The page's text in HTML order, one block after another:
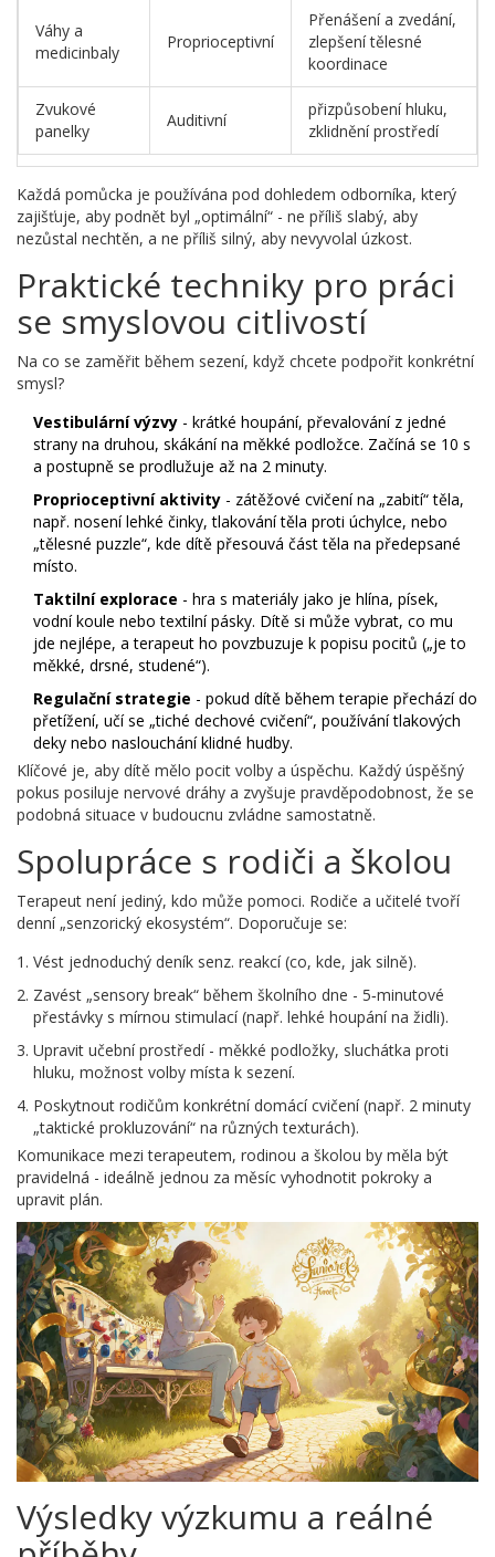
Váhy a
medicinbaly
Proprioceptivní
Přenášení a zvedání,
zlepšení tělesné
koordinace
Zvukové
panelky
Auditivní
přizpůsobení hluku,
zklidnění prostředí
Každá pomůcka je používána pod dohledem odborníka, který
zajišťuje, aby podnět byl „optimální“ - ne příliš slabý, aby
nezůstal nechtěn, a ne příliš silný, aby nevyvolal úzkost.
Praktické techniky pro práci
se smyslovou citlivostí
Na co se zaměřit během sezení, když chcete podpořit konkrétní
smysl?
Vestibulární výzvy - krátké houpání, převalování z jedné
strany na druhou, skákání na měkké podložce. Začíná se 10 s
a postupně se prodlužuje až na 2 minuty.
Proprioceptivní aktivity - zátěžové cvičení na „zabití“ těla,
např. nosení lehké činky, tlakování těla proti úchylce, nebo
„tělesné puzzle“, kde dítě přesouvá část těla na předepsané
místo.
Taktilní explorace - hra s materiály jako je hlína, písek,
vodní koule nebo textilní pásky. Dítě si může vybrat, co mu
jde nejlépe, a terapeut ho povzbuzuje k popisu pocitů („je to
měkké, drsné, studené“).
Regulační strategie - pokud dítě během terapie přechází do
přetížení, učí se „tiché dechové cvičení“, používání tlakových
deky nebo naslouchání klidné hudby.
Klíčové je, aby dítě mělo pocit volby a úspěchu. Každý úspěšný
pokus posiluje nervové dráhy a zvyšuje pravděpodobnost, že se
podobná situace v budoucnu zvládne samostatně.
Spolupráce s rodiči a školou
Terapeut není jediný, kdo může pomoci. Rodiče a učitelé tvoří
denní „senzorický ekosystém“. Doporučuje se:
Vést jednoduchý deník senz. reakcí (co, kde, jak silně).
Zavést „sensory break“ během školního dne - 5‑minutové
přestávky s mírnou stimulací (např. lehké houpání na židli).
Upravit učební prostředí - měkké podložky, sluchátka proti
hluku, možnost volby místa k sezení.
Poskytnout rodičům konkrétní domácí cvičení (např. 2 minuty
„taktické prokluzování“ na různých texturách).
Komunikace mezi terapeutem, rodinou a školou by měla být
pravidelná - ideálně jednou za měsíc vyhodnotit pokroky a
upravit plán.
Výsledky výzkumu a reálné